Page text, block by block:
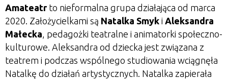
Amateatrto nieformalna grupa działająca od marca
2020. Założycielkami są Natalka Smyk i Aleksandra
Małecka, pedagożki teatralne i animatorki społeczno-
kulturowe. Aleksandra od dziecka jest związana z
teatrem i podczas wspólnego studiowania wciągnęła
Natalkę do działań artystycznych. Natalka zapierała